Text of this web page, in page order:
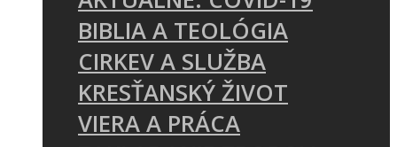
BIBLIA A TEOLÓGIA
CIRKEV A SLUŽBA
KRESŤANSKÝ ŽIVOT
VIERA A PRÁCA